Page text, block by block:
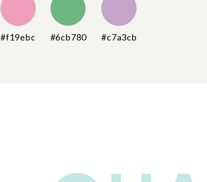
#f19ebc #6cb780 #c7a3cb